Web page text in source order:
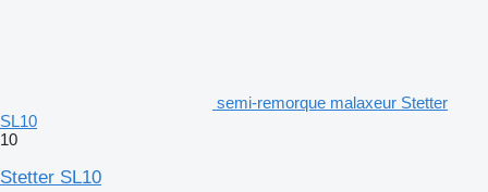
semi-remorque malaxeur Stetter
SL10
10
Stetter SL10